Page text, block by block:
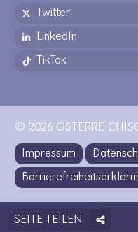
Twitter
LinkedIn
TikTok
© 2026
Impressum
SEITE TEILEN